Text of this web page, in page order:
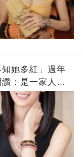
她多紅」過年
：是一家人沒